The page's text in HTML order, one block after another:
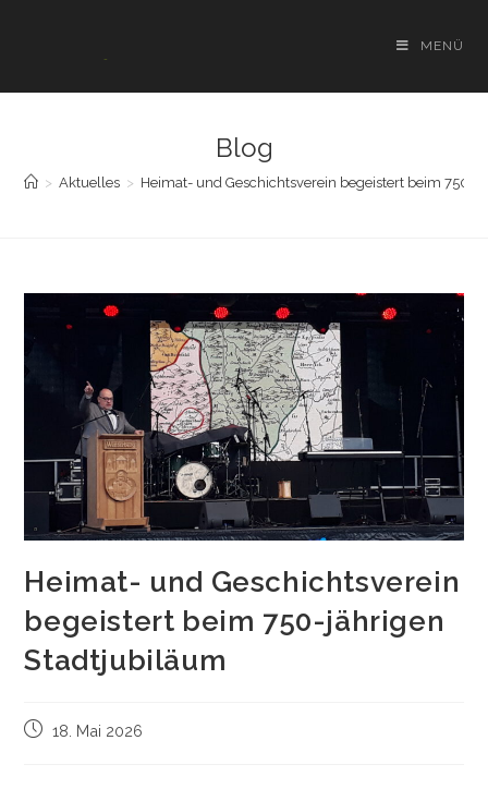
MENÜ
Blog
> Aktuelles > Heimat- und Geschichtsverein begeistert beim 750-
Heimat- und Geschichtsverein
begeistert beim 750-jährigen
Stadtjubiläum
Beitrag18. Mai 2026